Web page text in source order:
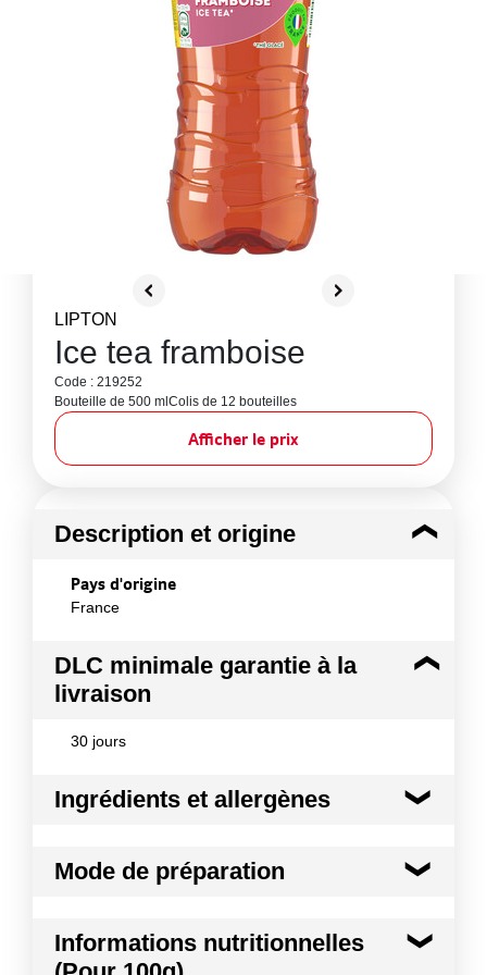
LIPTON
Ice tea framboise
Code : 219252
Bouteille de 500 ml Colis de 12 bouteilles
Afficher le prix
Description et origine
Pays d'origine
France
DLC minimale garantie à la
livraison
30 jours
Ingrédients et allergènes
Eau, sucre, acidifiant (acide citrique), extrait de thé
antioxydant (acide ascorbique), édulcorant
(glycosides de stéviol)
Mode de préparation
Informations nutritionnelles